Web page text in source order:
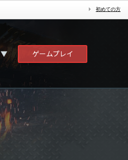
初めての方
▼ ゲームプレイ